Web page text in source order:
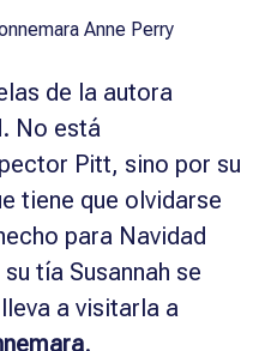
de la autora
No está
Pitt, sino por su
tiene que olvidarse
para Navidad
tía Susannah se
a visitarla a
.